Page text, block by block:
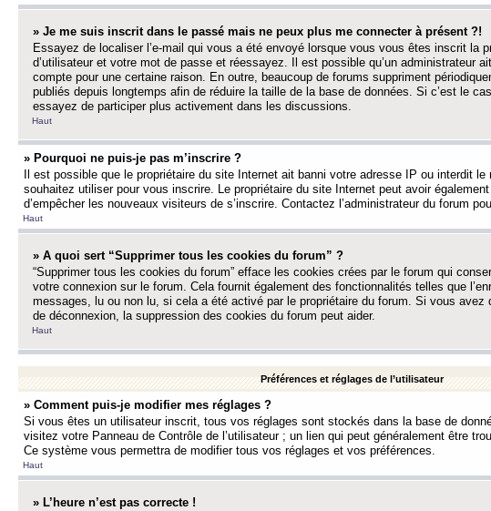
» Je me suis inscrit dans le passé mais ne peux plus me connecter à présent ?!
Essayez de localiser l’e-mail qui vous a été envoyé lorsque vous vous êtes inscrit la
d’utilisateur et votre mot de passe et réessayez. Il est possible qu’un administrateur
compte pour une certaine raison. En outre, beaucoup de forums suppriment
publiés depuis longtemps afin de réduire la taille de la base de données. Si c’est le
essayez de participer plus activement dans les discussions.
Haut
» Pourquoi ne puis-je pas m’inscrire ?
Il est possible que le propriétaire du site Internet ait banni votre adresse IP ou interdit le
souhaitez utiliser pour vous inscrire. Le propriétaire du site Internet peut avoir
d’empêcher les nouveaux visiteurs de s’inscrire. Contactez l’administrateur du forum
Haut
» A quoi sert “Supprimer tous les cookies du forum” ?
“Supprimer tous les cookies du forum” efface les cookies crées par le forum qui
votre connexion sur le forum. Cela fournit également des fonctionnalités telles que
messages, lu ou non lu, si cela a été activé par le propriétaire du forum. Si vous avez
de déconnexion, la suppression des cookies du forum peut aider.
Haut
Préférences et réglages de l’utilisateur
» Comment puis-je modifier mes réglages ?
Si vous êtes un utilisateur inscrit, tous vos réglages sont stockés dans la base de
visitez votre Panneau de Contrôle de l’utilisateur ; un lien qui peut généralement être
Ce système vous permettra de modifier tous vos réglages et vos préférences.
Haut
» L’heure n’est pas correcte !